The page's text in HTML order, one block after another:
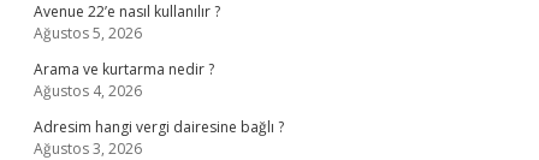
Avenue 22’e nasıl kullanılır ?
Ağustos 5, 2026
Arama ve kurtarma nedir ?
Ağustos 4, 2026
Adresim hangi vergi dairesine bağlı ?
Ağustos 3, 2026